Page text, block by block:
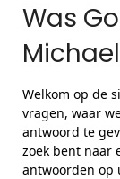
Was
Welkom op de
vragen, waar
antwoord te
zoek bent naar
antwoorden op